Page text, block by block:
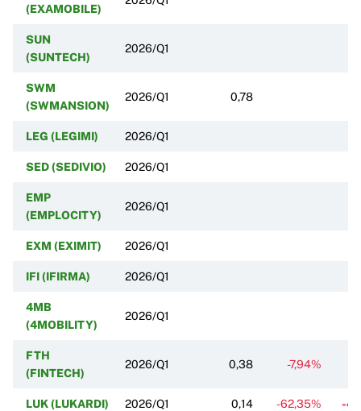
(EXAMOBILE)
SUN
(SUNTECH)
2026/Q1
SWM
(SWMANSION)
2026/Q1 0,78
LEG (LEGIMI) 2026/Q1
SED (SEDIVIO) 2026/Q1
EMP
(EMPLOCITY)
2026/Q1
EXM (EXIMIT) 2026/Q1
IFI (IFIRMA) 2026/Q1
4MB
(4MOBILITY)
2026/Q1
FTH
(FINTECH)
2026/Q1 0,38 -7,94%
LUK (LUKARDI) 2026/Q1 0,14 -62,35% -